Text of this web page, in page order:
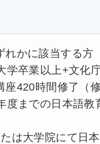
れかに該当する方
学卒業以上+文化
座420時間修了（修
度までの日本語
たは大学院にて日